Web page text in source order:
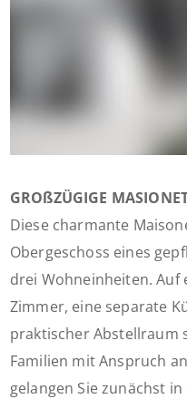
GROßZÜGIGE
Diese charmante
Obergeschoss eines
drei Wohneinheiten. Auf
Zimmer, eine separate
praktischer Abstellraum
Familien mit Anspruch
gelangen Sie zunächst